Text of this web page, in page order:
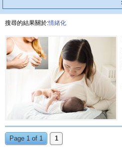
搜尋的結果關於:情緒化
Page 1 of 1 1